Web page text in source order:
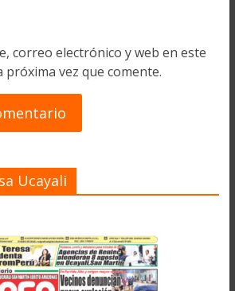
correo electrónico y web en este
vez que comente.
Ucayali